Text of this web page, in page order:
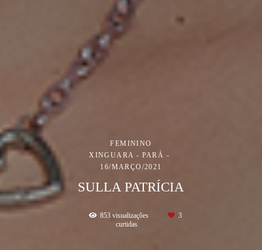
FEMININO
XINGUARA - PARÁ
16/MARÇO/2021
SULLA PATRÍCIA
853 visualizações
3
curtidas